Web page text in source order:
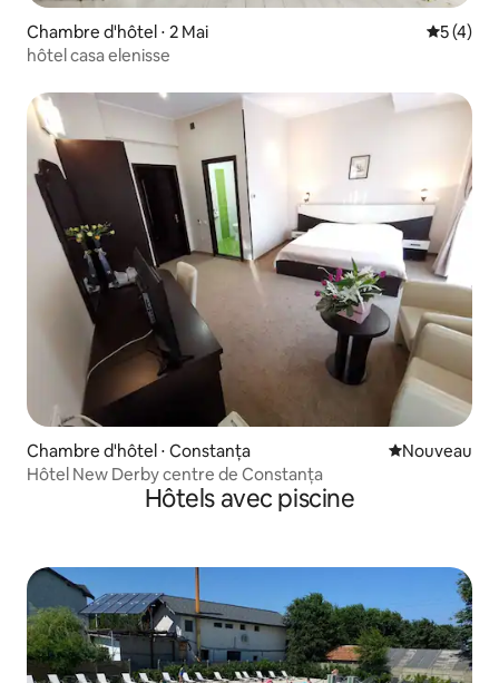
Chambre d'hôtel ⋅ 2 Mai
5 (4)
hôtel casa elenisse
Chambre d'hôtel ⋅ Constanța Nouvel
Nouveau
Hôtel New Derby centre de Constanța
Hôtels avec piscine